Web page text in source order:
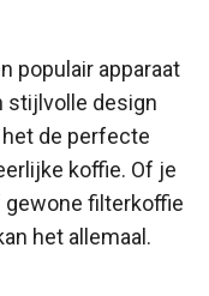
populair apparaat
stijlvolle design
de perfecte
koffie. Of je
filterkoffie
het allemaal.